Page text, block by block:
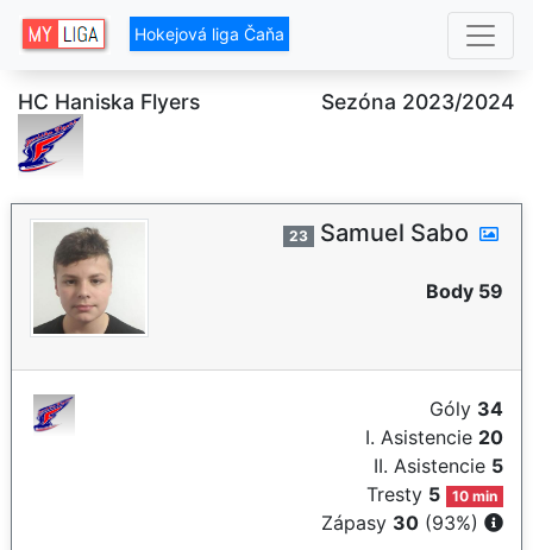
Hokejová liga Čaňa
HC Haniska Flyers Sezóna 2023/2024
23 Samuel Sabo
Body 59
Góly 34
I. Asistencie 20
II. Asistencie 5
Tresty 5 10 min
Zápasy 30 (93%)